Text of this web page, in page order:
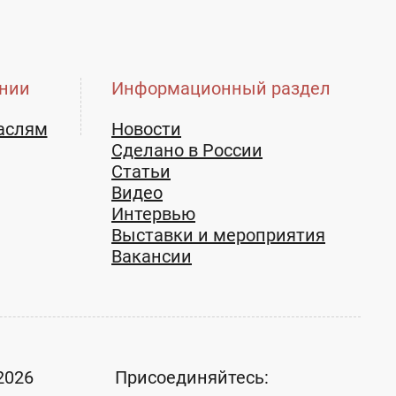
Информационный раздел
Новости
Сделано в России
Статьи
Видео
Интервью
Выставки и мероприятия
Вакансии
Присоединяйтесь: